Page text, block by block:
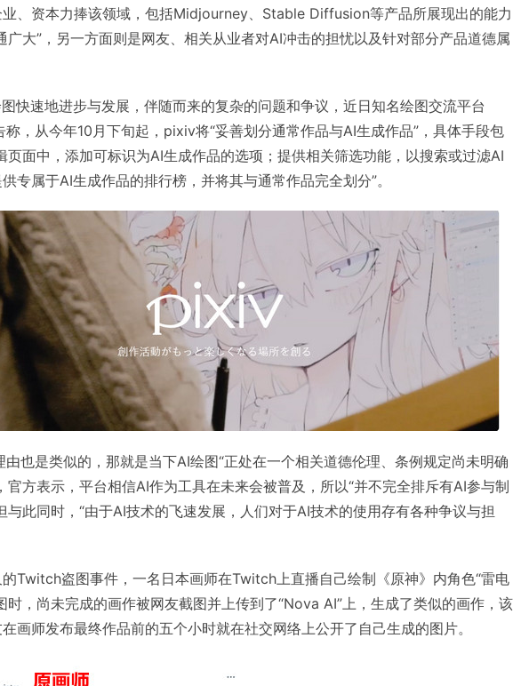
、资本力捧该领域，包括Midjourney、Stable Diffusion等产品所展现出的能力
广大”，另一方面则是网友、相关从业者对AI冲击的担忧以及针对部分产品道德属
快速地进步与发展，伴随而来的复杂的问题和争议，近日知名绘图交流平台
称，从今年10月下旬起，pixiv将“妥善划分通常作品与AI生成作品”，具体手段包
页面中，添加可标识为AI生成作品的选项；提供相关筛选功能，以搜索或过滤AI
专属于AI生成作品的排行榜，并将其与通常作品完全划分”。
也是类似的，那就是当下AI绘图“正处在一个相关道德伦理、条例规定尚未明确
官方表示，平台相信AI作为工具在未来会被普及，所以“并不完全排斥有AI参与制
与此同时，“由于AI技术的飞速发展，人们对于AI技术的使用存有各种争议与担
Twitch盗图事件，一名日本画师在Twitch上直播自己绘制《原神》内角色“雷电
时，尚未完成的画作被网友截图并上传到了“Nova AI”上，生成了类似的画作，该
画师发布最终作品前的五个小时就在社交网络上公开了自己生成的图片。